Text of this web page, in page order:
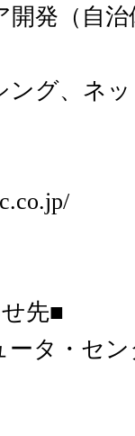
発（自
ネット
先■
ータ・セ